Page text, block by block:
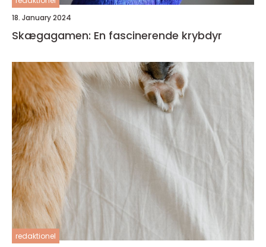
18. January 2024
Skægagamen: En fascinerende krybdyr
redaktionel